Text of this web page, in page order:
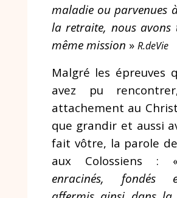
maladie ou parvenues
la retraite, nous avons
même mission » R.deVie
Malgré les épreuves
avez pu
attachement au
que grandir et aussi
fait vôtre, la parole
aux Colossiens
enracinés, fondés